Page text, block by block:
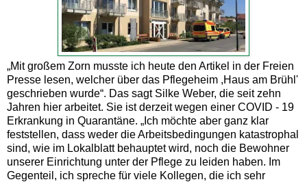
„Mit großem Zorn musste ich heute den Artikel in der Freien
Presse lesen, welcher über das Pflegeheim ,Haus am Brühl'
geschrieben wurde“. Das sagt Silke Weber, die seit zehn
Jahren hier arbeitet. Sie ist derzeit wegen einer COVID - 19
Erkrankung in Quarantäne. „Ich möchte aber ganz klar
feststellen, dass weder die Arbeitsbedingungen katastrophal
sind, wie im Lokalblatt behauptet wird, noch die Bewohner
unserer Einrichtung unter der Pflege zu leiden haben. Im
Gegenteil, ich spreche für viele Kollegen, die ich sehr